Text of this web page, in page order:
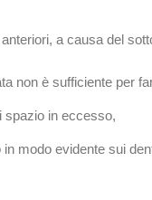
a causa del
non è sufficiente per
spazio in eccesso,
modo evidente sui